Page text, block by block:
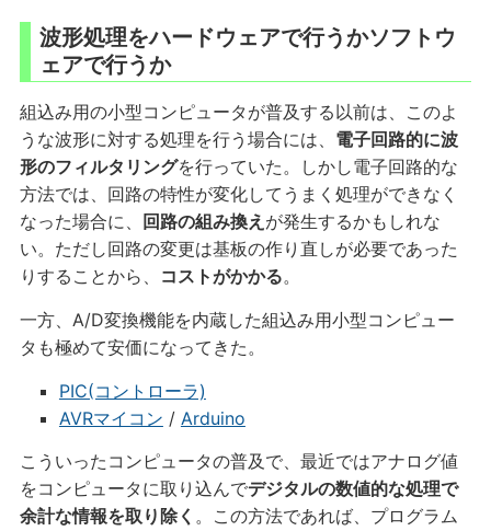
波形処理をハードウェアで行うかソフトウ
ェアで行うか
組込み用の小型コンピュータが普及する以前は、このよ
うな波形に対する処理を行う場合には、 電子回路的に波
形のフィルタリングを行っていた。しかし電子回路的な
方法では、回路の特性が変化してうまく処理ができなく
なった場合に、
回路の組み換え が発生するかもしれな
い。ただし回路の変更は基板の作り直しが必要であった
りすることから、
コストがかかる。
一方、A/D変換機能を内蔵した組込み用小型コンピュー
タも極めて安価になってきた。
PIC(コントローラ)
AVRマイコン / Arduino
こういったコンピュータの普及で、最近ではアナログ値
をコンピュータに取り込んでデジタルの数値的な処理で
余計な情報を取り除く 。この方法であれば、プログラム